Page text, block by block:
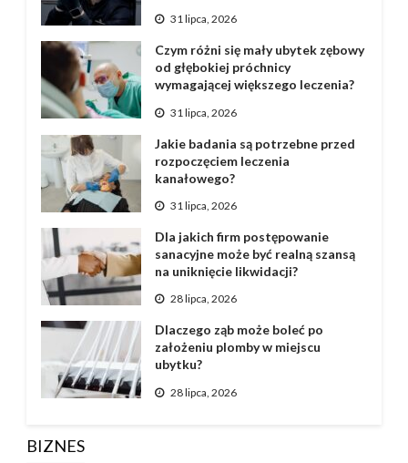
31 lipca, 2026
Czym różni się mały ubytek zębowy
od głębokiej próchnicy
wymagającej większego leczenia?
31 lipca, 2026
Jakie badania są potrzebne przed
rozpoczęciem leczenia
kanałowego?
31 lipca, 2026
Dla jakich firm postępowanie
sanacyjne może być realną szansą
na uniknięcie likwidacji?
28 lipca, 2026
Dlaczego ząb może boleć po
założeniu plomby w miejscu
ubytku?
28 lipca, 2026
BIZNES